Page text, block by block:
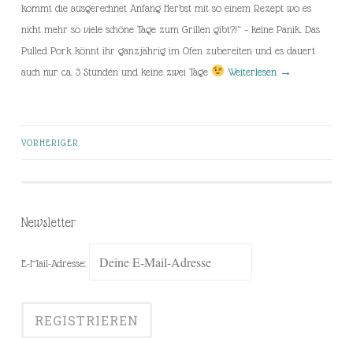
kommt die ausgerechnet Anfang Herbst mit so einem Rezept wo es
nicht mehr so viele schöne Tage zum Grillen gibt?!“ – keine Panik. Das
Pulled Pork könnt ihr ganzjährig im Ofen zubereiten und es dauert
auch nur ca. 3 Stunden und keine zwei Tage
Weiterlesen →
Beiträge-
VORHERIGER
Newsletter
E-Mail-Adresse: